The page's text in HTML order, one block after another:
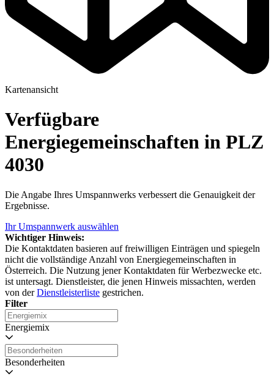
Kartenansicht
Verfügbare
Energiegemeinschaften in PLZ
4030
Die Angabe Ihres Umspannwerks verbessert die Genauigkeit der
Ergebnisse.
Ihr Umspannwerk auswählen
Wichtiger Hinweis:
Die Kontaktdaten basieren auf freiwilligen Einträgen und spiegeln
nicht die vollständige Anzahl von Energiegemeinschaften in
Österreich. Die Nutzung jener Kontaktdaten für Werbezwecke etc.
ist untersagt. Dienstleister, die jenen Hinweis missachten, werden
von derDienstleisterliste gestrichen.
Filter
Energiemix
Besonderheiten